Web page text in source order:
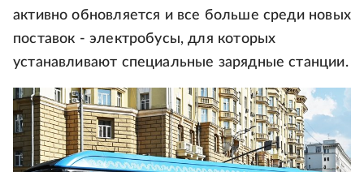
активно обновляется и все больше среди новых
поставок - электробусы, для которых
устанавливают специальные зарядные станции.